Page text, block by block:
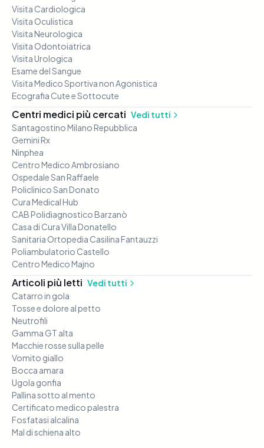
Visita Cardiologica
Visita Oculistica
Visita Neurologica
Visita Odontoiatrica
Visita Urologica
Esame del Sangue
Visita Medico Sportiva non Agonistica
Ecografia Cute e Sottocute
Centri medici più cercati Vedi tutti
Santagostino Milano Repubblica
Gemini Rx
Ninphea
Centro Medico Ambrosiano
Ospedale San Raffaele
Policlinico San Donato
Cura Medical Hub
CAB Polidiagnostico Barzanò
Casa di Cura Villa Donatello
Sanitaria Ortopedia Casilina Fantauzzi
Poliambulatorio Castello
Centro Medico Majno
Articoli più letti Vedi tutti
Catarro in gola
Tosse e dolore al petto
Neutrofili
Gamma GT alta
Macchie rosse sulla pelle
Vomito giallo
Bocca amara
Ugola gonfia
Pallina sotto al mento
Certificato medico palestra
Fosfatasi alcalina
Mal di schiena alto